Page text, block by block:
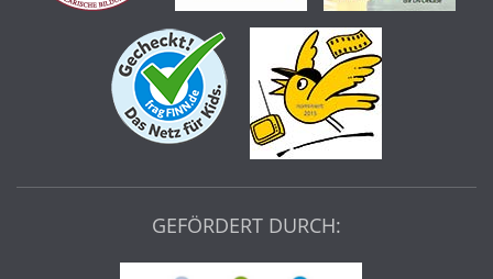
GEFÖRDERT DURCH: